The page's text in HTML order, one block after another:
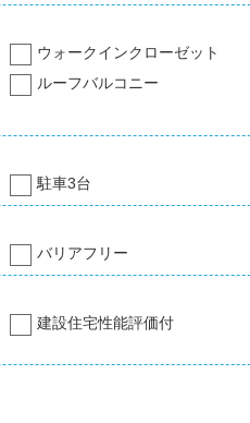
ウォークインクローゼット
ルーフバルコニー
駐車3台
バリアフリー
建設住宅性能評価付